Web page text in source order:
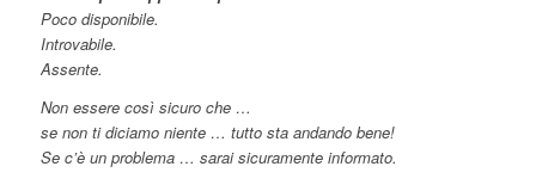
Poco disponibile.
Introvabile.
Assente.
Non essere così sicuro che …
se non ti diciamo niente … tutto sta andando bene!
Se c’è un problema … sarai sicuramente informato.